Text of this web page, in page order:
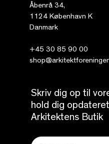
Åbenrå 34,
1124 København K
Danmark
+45 30 85 90 00
Skriv dig op til
hold dig
Arkitektens Butik